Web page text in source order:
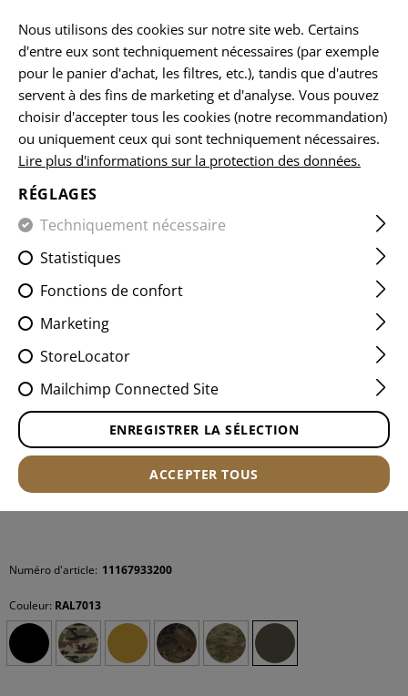
ACCUEIL EQUIPEMENTS POCHETTES POCHETTES Á
5.56MM OPEN DOUBLE MAG
POUCH CORE
Numéro d'article: 11167933200
Couleur: RAL7013
Nous utilisons des cookies sur notre site web. Certains
d'entre eux sont techniquement nécessaires (par exemple
pour le panier d'achat, les filtres, etc.), tandis que d'autres
servent à des fins de marketing et d'analyse. Vous pouvez
choisir d'accepter tous les cookies (notre recommandation)
ou uniquement ceux qui sont techniquement nécessaires.
Lire plus d'informations sur la protection des données.
RÉGLAGES
Techniquement nécessaire
Statistiques
Fonctions de confort
Marketing
StoreLocator
Mailchimp Connected Site
ENREGISTRER LA SÉLECTION
ACCEPTER TOUS